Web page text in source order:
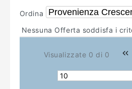
Ordina
Nessuna Offerta soddisfa i
Visualizzate 0 di 0